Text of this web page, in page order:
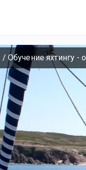
/ Обучение яхтингу -